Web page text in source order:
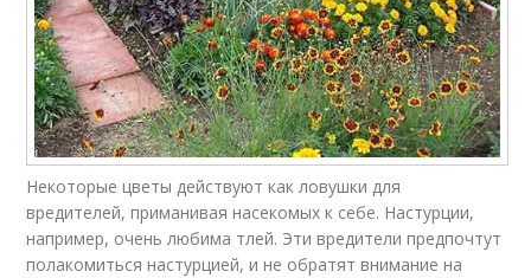
Некоторые цветы действуют как ловушки для
вредителей, приманивая насекомых к себе. Настурции,
например, очень любима тлей. Эти вредители предпочтут
полакомиться настурцией, и не обратят внимание на